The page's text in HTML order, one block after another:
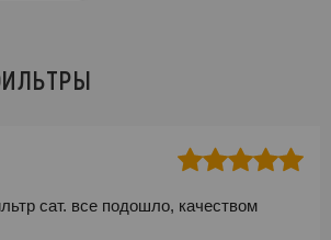
сат. все подошло, качеством